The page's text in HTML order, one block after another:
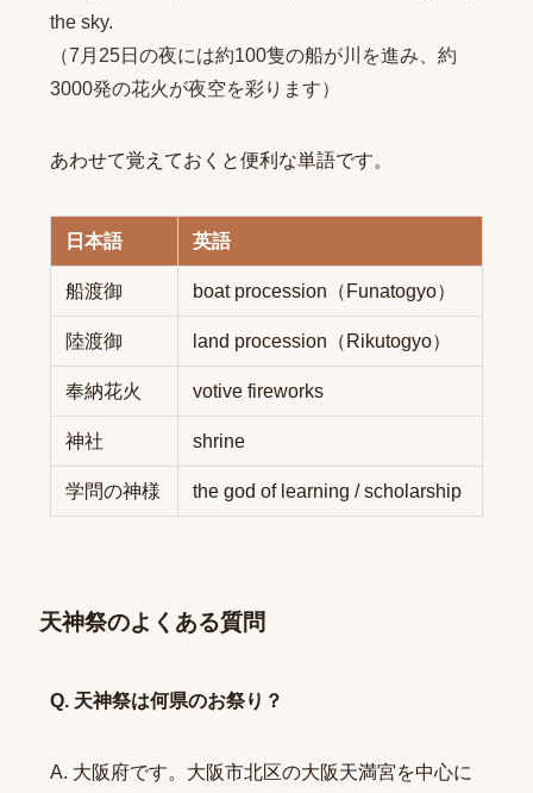
the sky.
（7月25日の夜には約100隻の船が川を進み、約
3000発の花火が夜空を彩ります）
あわせて覚えておくと便利な単語です。
日本語 英語
船渡御 boat procession（Funatogyo）
陸渡御 land procession（Rikutogyo）
奉納花火 votive fireworks
神社 shrine
学問の神様 the god of learning / scholarship
天神祭のよくある質問
Q. 天神祭は何県のお祭り？
A. 大阪府です。大阪市北区の大阪天満宮を中心に